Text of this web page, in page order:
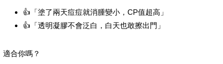
👍「塗了兩天痘痘就消腫變小，CP值超高」
👍「透明凝膠不會泛白，白天也敢擦出門」
適合你嗎？